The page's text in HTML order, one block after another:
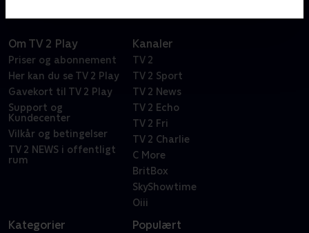
Om TV 2 Play
Priser og abonnement
Her kan du se TV 2 Play
Gavekort til TV 2 Play
Support og
Kundecenter
Vilkår og betingelser
TV 2 NEWS i offentligt
rum
Kanaler
TV 2
TV 2 Sport
TV 2 News
TV 2 Echo
TV 2 Fri
TV 2 Charlie
C More
BritBox
SkyShowtime
Oiii
Kategorier Populært